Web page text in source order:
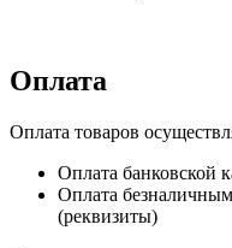
Оплата
Оплата товаров
Оплата банковской
Оплата
(реквизиты)